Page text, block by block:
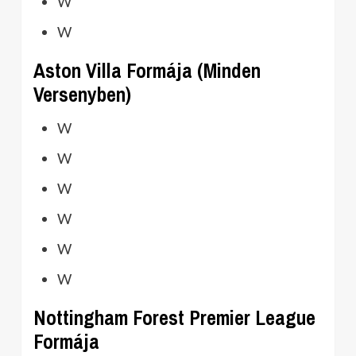
W
Aston Villa Formája (Minden
Versenyben)
W
W
W
W
W
W
Nottingham Forest Premier League
Formája